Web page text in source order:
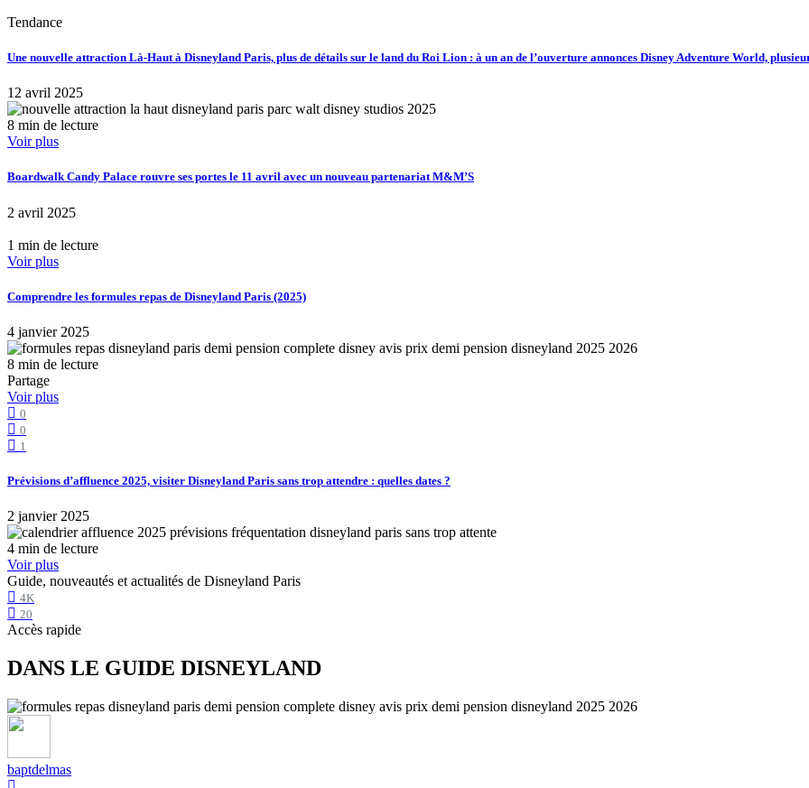
Tendance
Une nouvelle attraction Là-Haut à Disneyland Paris, plus de détails sur le land du Roi Lion : à un an de l’ouverture annonces Disney Adventure World,
12 avril 2025
8 min de lecture
Voir plus
Boardwalk Candy Palace rouvre ses portes le 11 avril avec un nouveau partenariat M&M’S
2 avril 2025
1 min de lecture
Voir plus
Comprendre les formules repas de Disneyland Paris (2025)
4 janvier 2025
8 min de lecture
Partage
Voir plus
0
0
1
Prévisions d’affluence 2025, visiter Disneyland Paris sans trop attendre : quelles dates ?
2 janvier 2025
4 min de lecture
Voir plus
Guide, nouveautés et actualités de Disneyland Paris
4K
20
Accès rapide
DANS LE GUIDE DISNEYLAND
baptdelmas